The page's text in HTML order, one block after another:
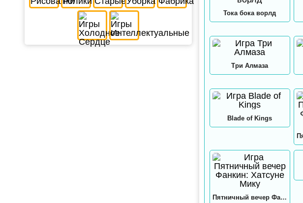
Тока бока ворлд
Три Алмаза
Blade of Kings
Пятничный вечер Фанкин: Хатсуне Мику